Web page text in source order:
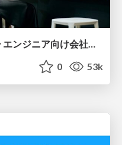
【５分でわかる】セーフィー エンジニア向け会社紹介
0 53k